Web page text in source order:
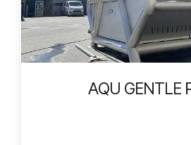
AQU GENTLE